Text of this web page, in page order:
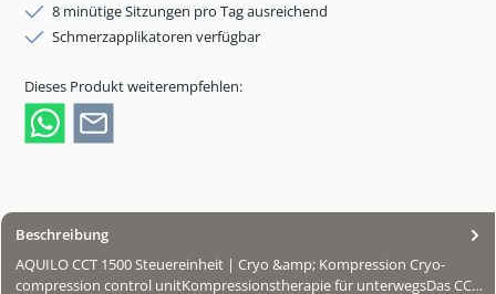
8 minütige Sitzungen pro Tag ausreichend
Schmerzapplikatoren verfügbar
Dieses Produkt weiterempfehlen:
Beschreibung
AQUILO CCT 1500 Steuereinheit | Cryo &amp; Kompression Cryo-
compression control unitKompressionstherapie für unterwegsDas CC…